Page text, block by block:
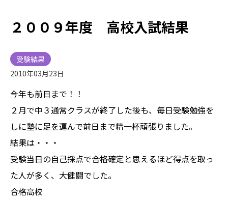
２００９年度 高校入試結果
受験結果
2010年03月23日
今年も前日まで！！
２月で中３通常クラスが終了した後も、毎日受験勉強を
しに塾に足を運んで前日まで精一杯頑張りました。
結果は・・・
受験当日の自己採点で合格確定と思えるほど得点を取っ
た人が多く、大健闘でした。
合格高校